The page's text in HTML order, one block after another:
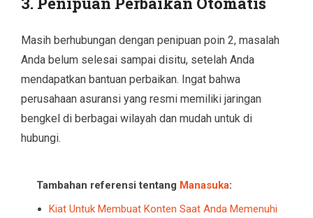
Masih berhubungan dengan penipuan poin 2, masalah
Anda belum selesai sampai disitu, setelah Anda
mendapatkan bantuan perbaikan. Ingat bahwa
perusahaan asuransi yang resmi memiliki jaringan
bengkel di berbagai wilayah dan mudah untuk di
hubungi.
Tambahan referensi tentang Manasuka:
Kiat Untuk Membuat Konten Saat Anda Memenuhi